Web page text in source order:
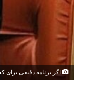
اگر برنامه دقیقی